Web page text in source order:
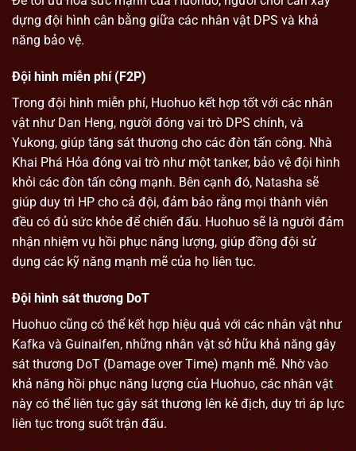
dựng đội hình cân bằng giữa các nhân vật DPS và khả
năng bảo vệ.
Đội hình miễn phí (F2P)
Trong đội hình miễn phí, Huohuo kết hợp tốt với các nhân
vật như Dan Heng, người đóng vai trò DPS chính, và
Yukong, giúp tăng sát thương cho các đòn tấn công. Nhà
Khai Phá Hỏa đóng vai trò như một tanker, bảo vệ đội hình
khỏi các đòn tấn công mạnh. Bên cạnh đó, Natasha sẽ
giúp duy trì HP cho cả đội, đảm bảo rằng mọi thành viên
đều có đủ sức khỏe để chiến đấu. Huohuo sẽ là người đảm
nhận nhiệm vụ hồi phục năng lượng, giúp đồng đội sử
dụng các kỹ năng mạnh mẽ của họ liên tục.
Đội hình sát thương DoT
Huohuo cũng có thể kết hợp hiệu quả với các nhân vật như
Kafka và Guinaifen, những nhân vật sở hữu khả năng gây
sát thương DoT (Damage over Time) mạnh mẽ. Nhờ vào
khả năng hồi phục năng lượng của Huohuo, các nhân vật
này có thể liên tục gây sát thương lên kẻ địch, duy trì áp lực
liên tục trong suốt trận đấu.